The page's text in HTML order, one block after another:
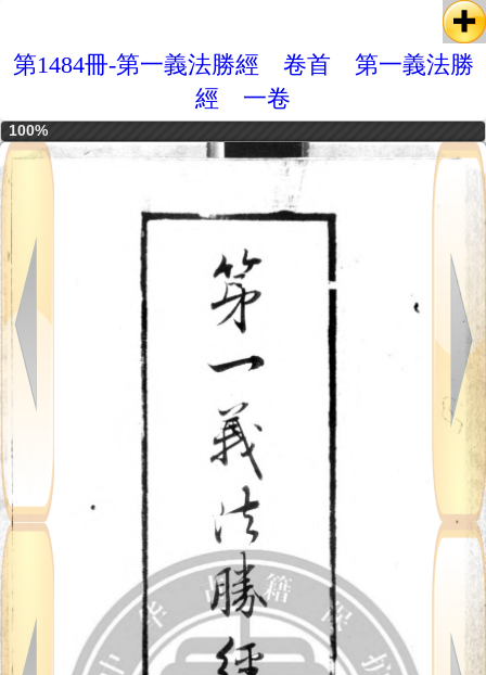
第1484冊-第一義法勝經 卷首 第一義法勝
經 一卷
100%